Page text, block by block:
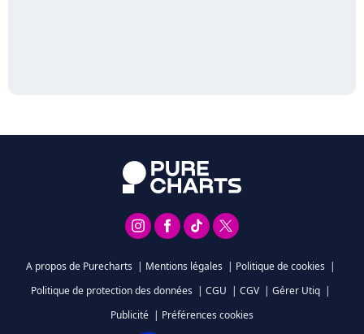
A propos de Purecharts | Mentions légales | Politique de cookies |
Politique de protection des données | CGU | CGV | Gérer Utiq |
Publicité | Préférences cookies